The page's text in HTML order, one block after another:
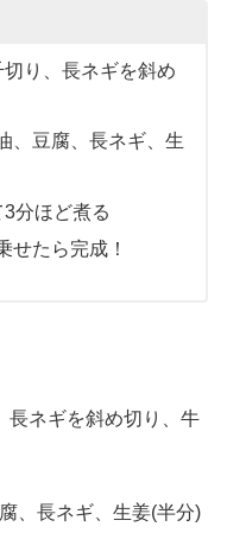
り、長ネギを斜め
、豆腐、長ネギ、生
分ほど煮る
せたら完成！
長ネギを斜め切り、牛
、長ネギ、生姜(半分)